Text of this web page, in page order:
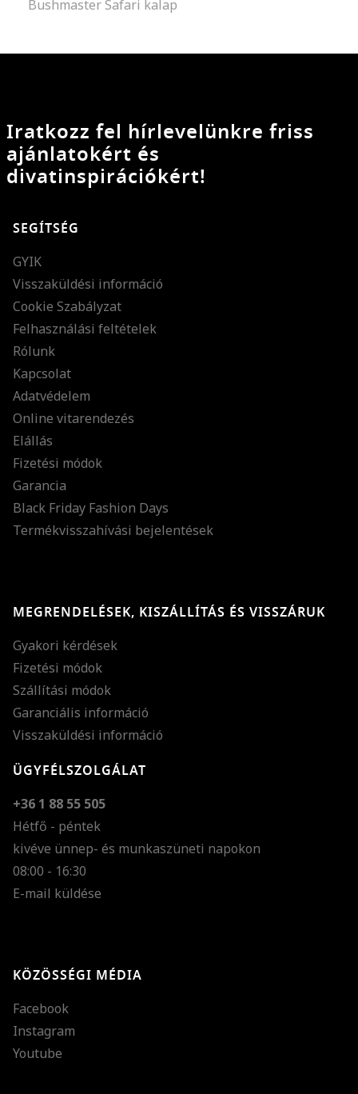
Bushmaster Safari kalap
Iratkozz fel hírlevelünkre friss
ajánlatokért és
divatinspirációkért!
SEGÍTSÉG
GYIK
Visszaküldési információ
Cookie Szabályzat
Felhasználási feltételek
Rólunk
Kapcsolat
Adatvédelem
Online vitarendezés
Elállás
Fizetési módok
Garancia
Black Friday Fashion Days
Termékvisszahívási bejelentések
MEGRENDELÉSEK, KISZÁLLÍTÁS ÉS VISSZÁRUK
Gyakori kérdések
Fizetési módok
Szállítási módok
Garanciális információ
Visszaküldési információ
ÜGYFÉLSZOLGÁLAT
+36 1 88 55 505
Hétfő - péntek
kivéve ünnep- és munkaszüneti napokon
08:00 - 16:30
E-mail küldése
KÖZÖSSÉGI MÉDIA
Facebook
Instagram
Youtube